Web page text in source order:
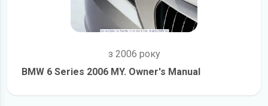
з 2006 року
BMW 6 Series 2006 MY. Owner's Manual